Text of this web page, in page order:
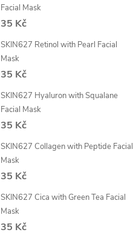
Facial Mask
35 Kč
SKIN627 Retinol with Pearl Facial
Mask
35 Kč
SKIN627 Hyaluron with Squalane
Facial Mask
35 Kč
SKIN627 Collagen with Peptide Facial
Mask
35 Kč
SKIN627 Cica with Green Tea Facial
Mask
35 Kč